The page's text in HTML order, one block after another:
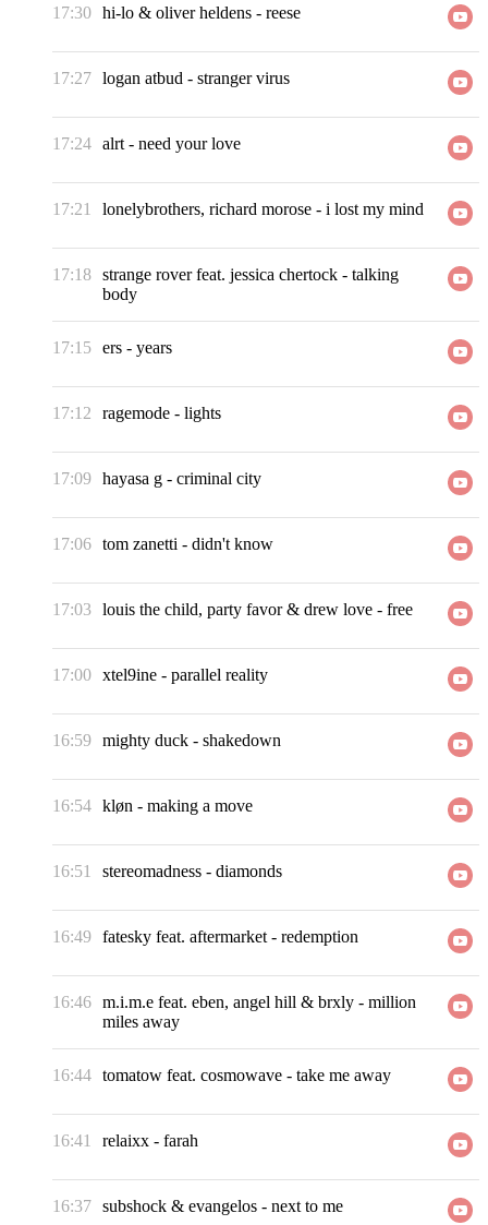
17:30 hi-lo & oliver heldens - reese
17:27 logan atbud - stranger virus
17:24 alrt - need your love
17:21 lonelybrothers, richard morose - i lost my mind
17:18 strange rover feat. jessica chertock - talking
body
17:15 ers - years
17:12 ragemode - lights
17:09 hayasa g - criminal city
17:06 tom zanetti - didn't know
17:03 louis the child, party favor & drew love - free
17:00 xtel9ine - parallel reality
16:59 mighty duck - shakedown
16:54 kløn - making a move
16:51 stereomadness - diamonds
16:49 fatesky feat. aftermarket - redemption
16:46 m.i.m.e feat. eben, angel hill & brxly - million
miles away
16:44 tomatow feat. cosmowave - take me away
16:41 relaixx - farah
16:37 subshock & evangelos - next to me